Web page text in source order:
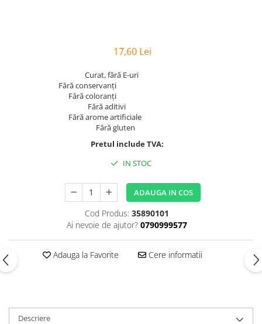
17,60 Lei
Curat, fără E-uri
Fără conservanți
Fără coloranți
Fără aditivi
Fără arome artificiale
Fără gluten
Pretul include TVA:
IN STOC
ADAUGA IN COS
Cod Produs: 35890101
Ai nevoie de ajutor? 0790999577
Adauga la Favorite Cere informatii
Descriere